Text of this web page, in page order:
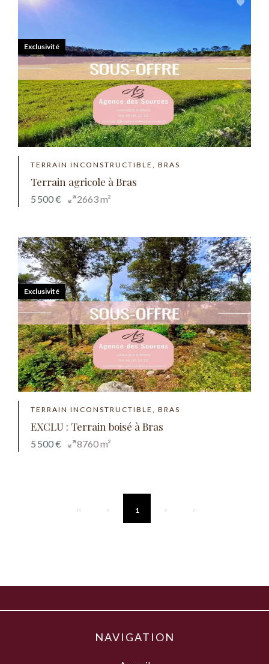
TERRAIN INCONSTRUCTIBLE, BRAS
Terrain agricole à Bras
5 500 € 2663 m²
Exclusivité
TERRAIN INCONSTRUCTIBLE, BRAS
EXCLU : Terrain boisé à Bras
5 500 € 8760 m²
Exclusivité
1
NAVIGATION